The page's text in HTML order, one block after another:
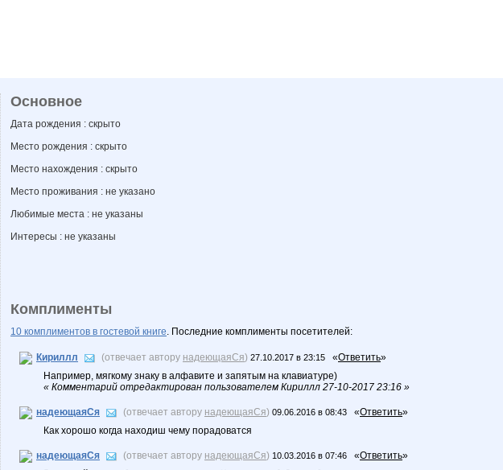
Основное
Дата рождения : скрыто
Место рождения : скрыто
Место нахождения : скрыто
Место проживания : не указано
Любимые места : не указаны
Интересы : не указаны
Комплименты
10 комплиментов в гостевой книге. Последние комплименты посетителей:
Кириллл (отвечает автору надеющаяСя) 27.10.2017 в 23:15 «Ответить»
Например, мягкому знаку в алфавите и запятым на клавиатуре)
« Комментарий отредактирован пользователем Кириллл 27-10-2017 23:16 »
надеющаяСя (отвечает автору надеющаяСя) 09.06.2016 в 08:43 «Ответить»
Как хорошо когда находиш чему порадоватся
надеющаяСя (отвечает автору надеющаяСя) 10.03.2016 в 07:46 «Ответить»